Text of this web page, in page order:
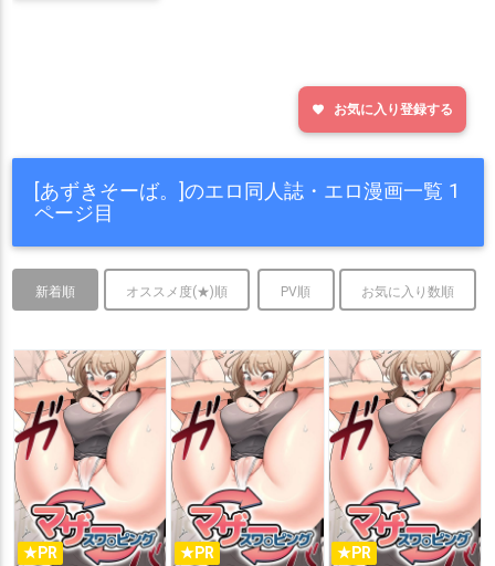
favorite お気に入り登録する
[あずきそーば。]のエロ同人誌・エロ漫画一覧 1
ページ目
新着順 オススメ度(★)順 PV順 お気に入り数順
★PR ★PR ★PR